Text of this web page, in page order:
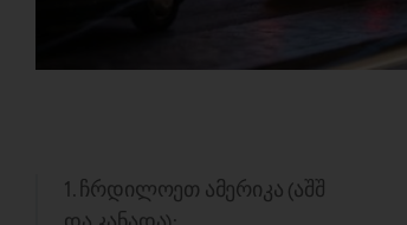
1. ჩრდილოეთ ამერიკა (აშშ